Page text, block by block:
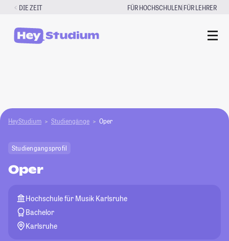
Zum
springen
DIE ZEIT FÜR HOCHSCHULEN|FÜR LEHRER
HeyStudium Studiengänge Oper
Studiengangsprofil
Oper
Hochschule für Musik Karlsruhe
Bachelor
Karlsruhe